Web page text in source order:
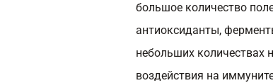
большое количество
антиоксиданты,
небольших количествах
воздействия на